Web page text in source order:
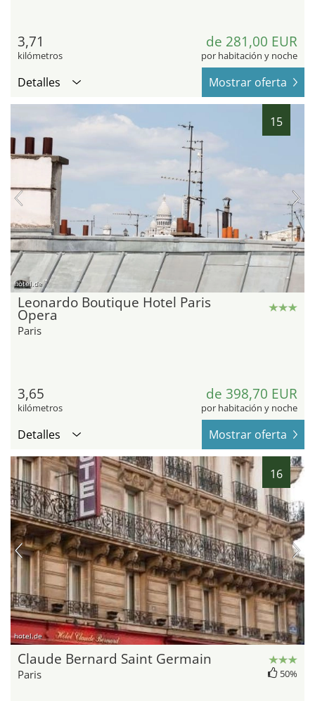
3,71
kilómetros
de 281,00 EUR
por habitación y noche
Detalles Mostrar oferta
15
hotel.de
Leonardo Boutique Hotel Paris
Opera
Paris
3,65
kilómetros
de 398,70 EUR
por habitación y noche
Detalles Mostrar oferta
16
hotel.de
Claude Bernard Saint Germain
Paris 50%